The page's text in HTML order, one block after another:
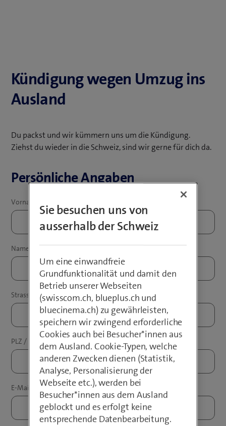
Kündigung wegen Umzug ins
Ausland
Du packst und wir kümmern uns um die Kündigung.
Ziehst du wieder in die Schweiz, sind wir gerne für dich da.
Persönliche Angaben
Sie besuchen uns von
ausserhalb der Schweiz
Um eine einwandfreie
Grundfunktionalität und damit den
Betrieb unserer Webseiten
(swisscom.ch, blueplus.ch und
bluecinema.ch) zu gewährleisten,
speichern wir zwingend erforderliche
Cookies auch bei Besucher*innen aus
dem Ausland. Cookie-Typen, welche
anderen Zwecken dienen (Statistik,
Analyse, Personalisierung der
Webseite etc.), werden bei
Besucher*innen aus dem Ausland
geblockt und es erfolgt keine
entsprechende Datenbearbeitung.